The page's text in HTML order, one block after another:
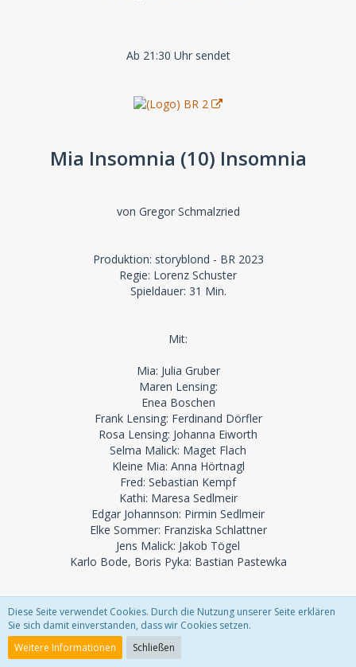
Ab 21:30 Uhr sendet
Mia Insomnia (10) Insomnia
von Gregor Schmalzried
Produktion: storyblond - BR 2023
Regie: Lorenz Schuster
Spieldauer: 31 Min.
Mit:
Mia: Julia Gruber
Maren Lensing:
Enea Boschen
Frank Lensing: Ferdinand Dörfler
Rosa Lensing: Johanna Eiworth
Selma Malick: Maget Flach
Kleine Mia: Anna Hörtnagl
Fred: Sebastian Kempf
Kathi: Maresa Sedlmeir
Edgar Johannson: Pirmin Sedlmeir
Elke Sommer: Franziska Schlattner
Jens Malick: Jakob Tögel
Karlo Bode, Boris Pyka: Bastian Pastewka
Podcasterin Mia, 32, ist mit ihrem zynischen Blick auf die
unendlichen Krisen und Katastrophen der Gegenwart
bekannt geworden − und schaut voller Wehmut auf die Welt
ihrer Kindheit zurück, als alles noch besser und einfacher
Diese Seite verwendet Cookies. Durch die Nutzung unserer Seite erklären
Sie sich damit einverstanden, dass wir Cookies setzen.
Weitere Informationen
Schließen